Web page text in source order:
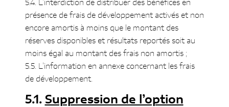
5.4. L’interdiction de distribuer des bénéfices en
présence de frais de développement activés et non
encore amortis à moins que le montant des
réserves disponibles et résultats reportés soit au
moins égal au montant des frais non amortis ;
5.5. L’information en annexe concernant les frais
de développement.
Suppression de l’option